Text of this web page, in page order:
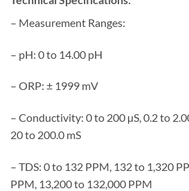
– Measurement Ranges:
– pH: 0 to 14.00 pH
– ORP: ± 1999 mV
– Conductivity: 0 to 200 µS, 0.2 to
20 to 200.0 mS
– TDS: 0 to 132 PPM, 132 to 1,320
PPM, 13,200 to 132,000 PPM